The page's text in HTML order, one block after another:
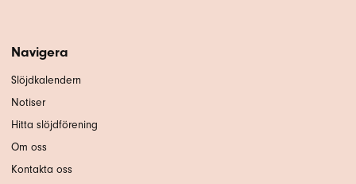
Navigera
Slöjdkalendern
Notiser
Hitta slöjdförening
Om oss
Kontakta oss